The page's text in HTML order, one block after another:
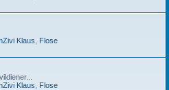
Klaus
Flose
Klaus
Flose